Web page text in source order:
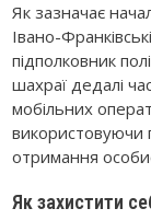
Як зазначає
Івано-
підполковник
шахраї дедалі
мобільних
використовуючи
отримання
Як захистити